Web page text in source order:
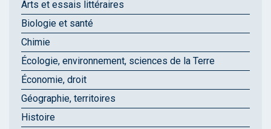
Arts et essais littéraires
Biologie et santé
Chimie
Écologie, environnement, sciences de la Terre
Économie, droit
Géographie, territoires
Histoire